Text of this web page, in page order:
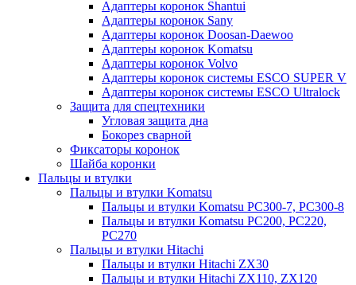
Адаптеры коронок Shantui
Адаптеры коронок Sany
Адаптеры коронок Doosan-Daewoo
Адаптеры коронок Komatsu
Адаптеры коронок Volvo
Адаптеры коронок системы ESCO SUPER V
Адаптеры коронок системы ESCO Ultralock
Защита для спецтехники
Угловая защита дна
Бокорез сварной
Фиксаторы коронок
Шайба коронки
Пальцы и втулки
Пальцы и втулки Komatsu
Пальцы и втулки Komatsu PC300-7, PC300-8
Пальцы и втулки Komatsu PC200, PC220,
PC270
Пальцы и втулки Hitachi
Пальцы и втулки Hitachi ZX30
Пальцы и втулки Hitachi ZX110, ZX120